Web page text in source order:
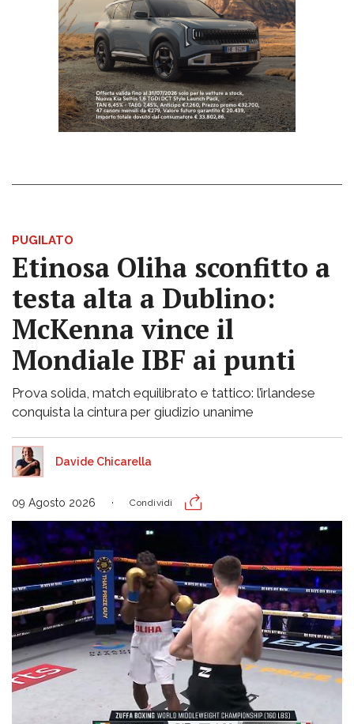
PUGILATO
Etinosa Oliha sconfitto a
testa alta a Dublino:
McKenna vince il
Mondiale IBF ai punti
Prova solida, match equilibrato e tattico: l’irlandese
conquista la cintura per giudizio unanime
Davide Chicarella
09 Agosto 2026 Condividi